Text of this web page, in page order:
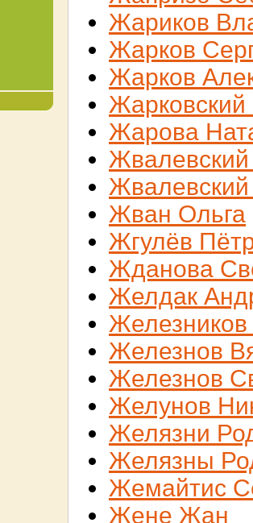
Жариков
Жарков
Жарков
Жарковский
Жарова
Жван Ольга
Жгулёв
Жданова
Желдак
Железнов
Железнов
Желунов
Желязни
Желязны
Жемайтис
Жене Жан